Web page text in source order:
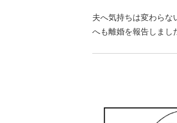
夫へ気持ちは変わらな
へも離婚を報告しまし